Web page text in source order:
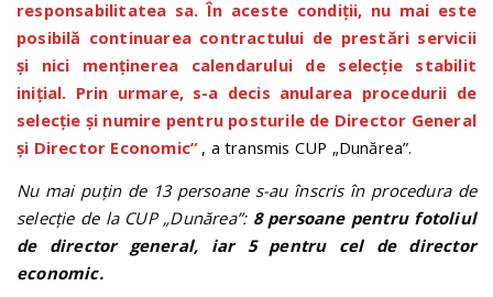
responsabilitatea sa. În aceste condiții, nu mai este
posibilă continuarea contractului de prestări servicii
și nici menținerea calendarului de selecție stabilit
inițial. Prin urmare, s-a decis anularea procedurii de
selecție și numire pentru posturile de Director General
și Director Economic” , a transmis CUP „Dunărea”.
Nu mai puțin de 13 persoane s-au înscris în procedura de
selecție de la CUP „Dunărea”: 8 persoane pentru fotoliul
de director general, iar 5 pentru cel de director
economic.